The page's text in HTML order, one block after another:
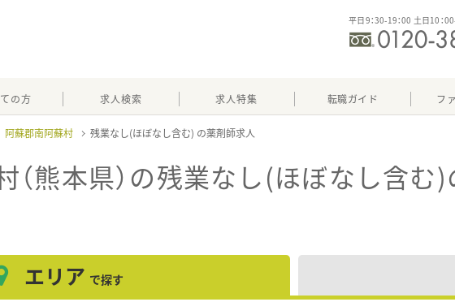
平日9：30-19：00 土日10：
の方 求人検索 求人特集 転職ガイド フ
阿蘇郡南阿蘇村 残業なし(ほぼなし含む)
（熊本県）の残業なし(ほぼなし含む)
エリア で探す